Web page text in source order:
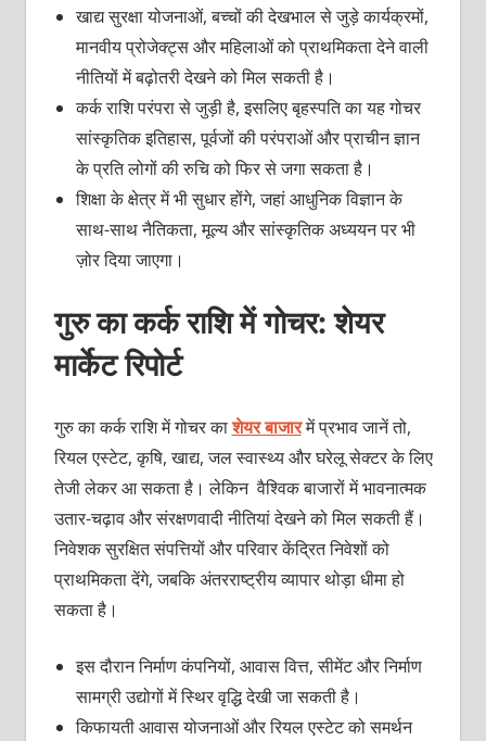
खाद्य सुरक्षा योजनाओं, बच्चों की देखभाल से जुड़े कार्यक्रमों,
मानवीय प्रोजेक्ट्स और महिलाओं को प्राथमिकता देने वाली
नीतियों में बढ़ोतरी देखने को मिल सकती है।
कर्क राशि परंपरा से जुड़ी है, इसलिए बृहस्पति का यह गोचर
सांस्कृतिक इतिहास, पूर्वजों की परंपराओं और प्राचीन ज्ञान
के प्रति लोगों की रुचि को फिर से जगा सकता है।
शिक्षा के क्षेत्र में भी सुधार होंगे, जहां आधुनिक विज्ञान के
साथ-साथ नैतिकता, मूल्य और सांस्कृतिक अध्ययन पर भी
ज़ोर दिया जाएगा।
गुरु का कर्क राशि में गोचर: शेयर
मार्केट रिपोर्ट
गुरु का कर्क राशि में गोचर काशेयर बाजारमें प्रभाव जानें तो,
रियल एस्टेट, कृषि, खाद्य, जल स्वास्थ्य और घरेलू सेक्टर के लिए
तेजी लेकर आ सकता है। लेकिन वैश्विक बाजारों में भावनात्मक
उतार-चढ़ाव और संरक्षणवादी नीतियां देखने को मिल सकती हैं।
निवेशक सुरक्षित संपत्तियों और परिवार केंद्रित निवेशों को
प्राथमिकता देंगे, जबकि अंतरराष्ट्रीय व्यापार थोड़ा धीमा हो
सकता है।
इस दौरान निर्माण कंपनियों, आवास वित्त, सीमेंट और निर्माण
सामग्री उद्योगों में स्थिर वृद्धि देखी जा सकती है।
किफायती आवास योजनाओं और रियल एस्टेट को समर्थन